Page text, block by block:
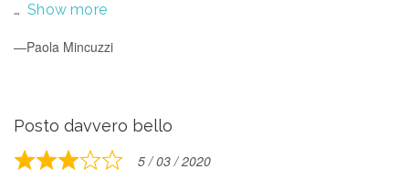
Show more
Paola Mincuzzi
Posto davvero bello
Rated
5 / 03 / 2020